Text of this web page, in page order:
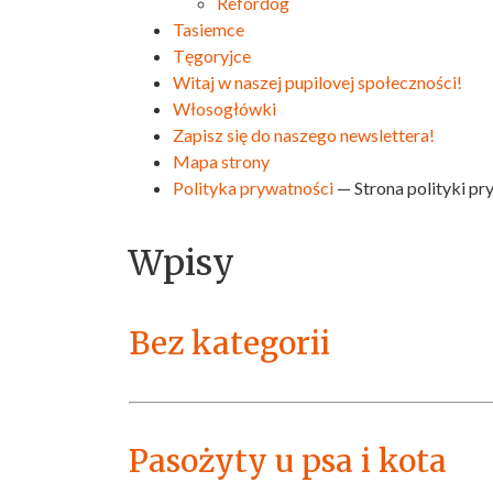
Tasiemce
Tęgoryjce
Witaj w naszej pupilovej społeczności!
Włosogłówki
Zapisz się do naszego newslettera!
Mapa strony
Polityka prywatności — Strona polityki
Wpisy
Bez kategorii
Pasożyty u psa i kota